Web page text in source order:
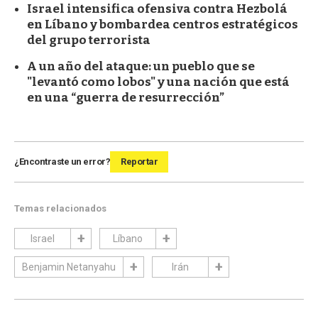
Israel intensifica ofensiva contra Hezbolá
en Líbano y bombardea centros estratégicos
del grupo terrorista
A un año del ataque: un pueblo que se
"levantó como lobos" y una nación que está
en una “guerra de resurrección”
¿Encontraste un error? Reportar
Temas relacionados
Israel Líbano
Benjamin Netanyahu Irán